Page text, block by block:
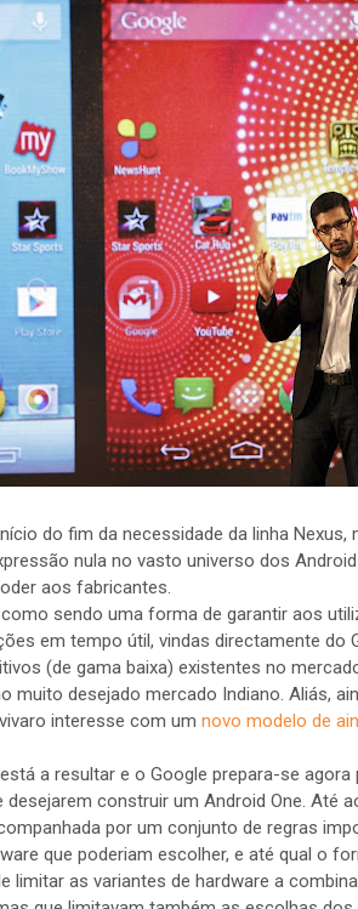
do fim da necessidade da linha Nexus,
nula no vasto universo dos
aos fabricantes.
como sendo uma forma de garantir aos
em tempo útil, vindas directamente do
(de gama baixa) existentes no
muito desejado mercado Indiano. Aliás,
interesse com um novo modelo de
a resultar e o Google prepara-se agora
construir um Android One. Até
por um conjunto de regras
que poderiam escolher, e até qual o
limitar as variantes de hardware a